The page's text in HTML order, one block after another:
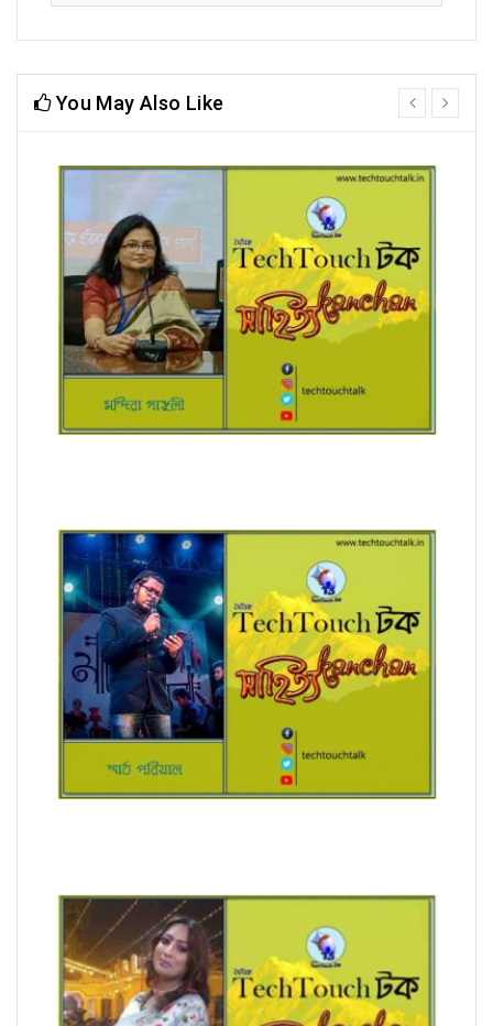
You May Also Like
prev